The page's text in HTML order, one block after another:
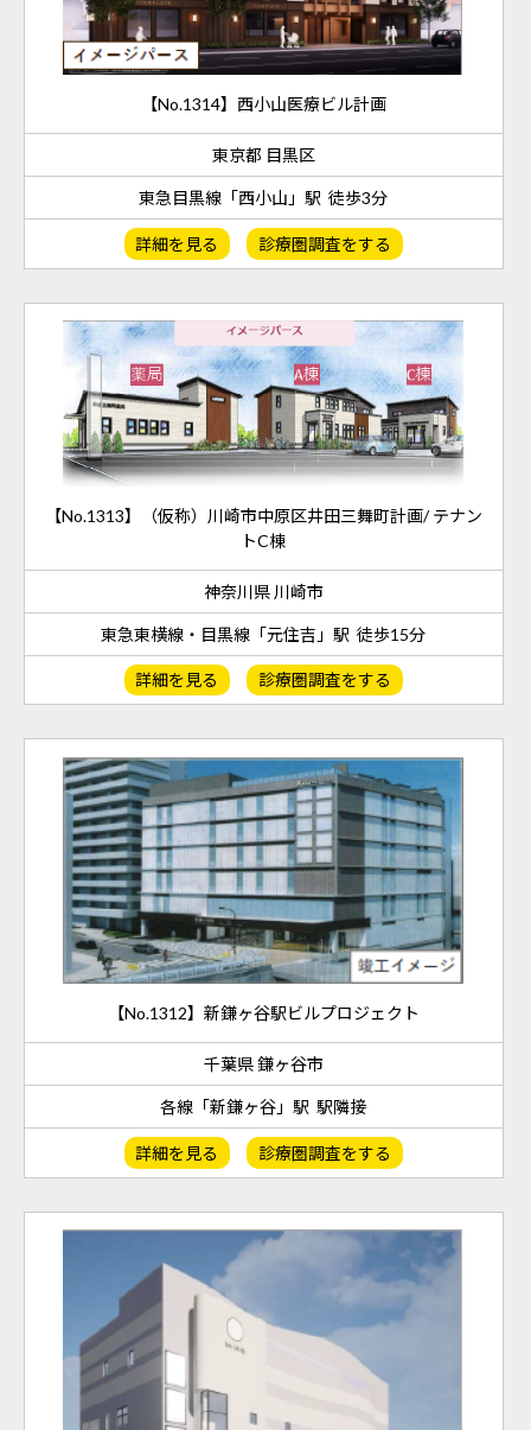
【No.1314】西小山医療ビル計画
東京都 目黒区
東急目黒線「西小山」駅 徒歩3分
詳細を見る 診療圏調査をする
【No.1313】（仮称）川崎市中原区井田三舞町計画/ テナン
トC棟
神奈川県 川崎市
東急東横線・目黒線「元住吉」駅 徒歩15分
詳細を見る 診療圏調査をする
【No.1312】新鎌ヶ谷駅ビルプロジェクト
千葉県 鎌ヶ谷市
各線「新鎌ヶ谷」駅 駅隣接
詳細を見る 診療圏調査をする